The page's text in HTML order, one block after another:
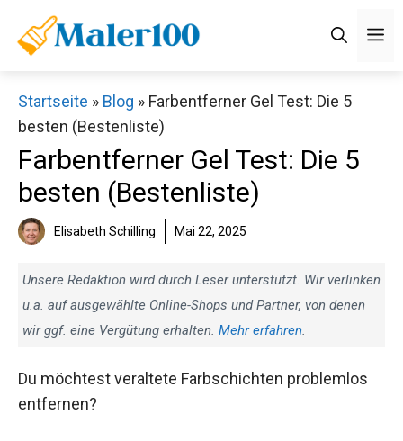
Inhalt
springen
Startseite » Blog » Farbentferner Gel Test: Die 5
besten (Bestenliste)
Farbentferner Gel Test: Die 5
besten (Bestenliste)
Elisabeth Schilling Mai 22, 2025
Unsere Redaktion wird durch Leser unterstützt. Wir verlinken
u.a. auf ausgewählte Online-Shops und Partner, von denen
wir ggf. eine Vergütung erhalten. Mehr erfahren.
Du möchtest veraltete Farbschichten problemlos
entfernen?